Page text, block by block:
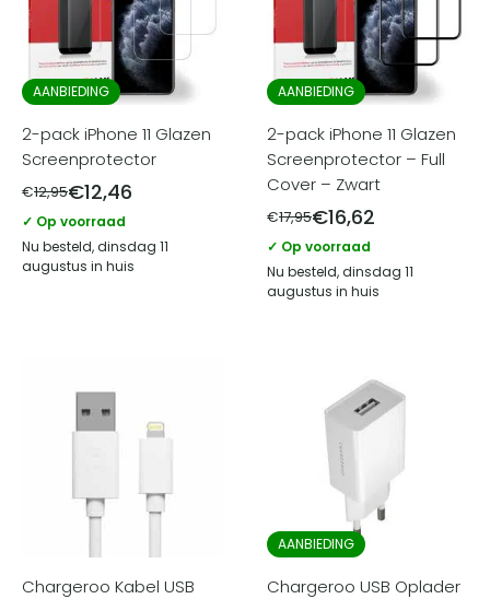
AANBIEDING
2-pack iPhone 11 Glazen
Screenprotector
€12,95€12,46
✓ Op voorraad
Nu besteld, dinsdag 11
augustus in huis
AANBIEDING
2-pack iPhone 11 Glazen
Screenprotector – Full
Cover – Zwart
€17,95€16,62
✓ Op voorraad
Nu besteld, dinsdag 11
augustus in huis
Chargeroo Kabel USB
AANBIEDING
Chargeroo USB Oplader